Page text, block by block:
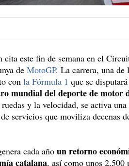
cita este fin de semana en el
de MotoGP. La carrera, una de
con la Fórmula 1 que se
mundial del deporte de motor
y la velocidad, se activa
servicios que moviliza decenas
cada año un retorno
catalana, así como unos 2.500